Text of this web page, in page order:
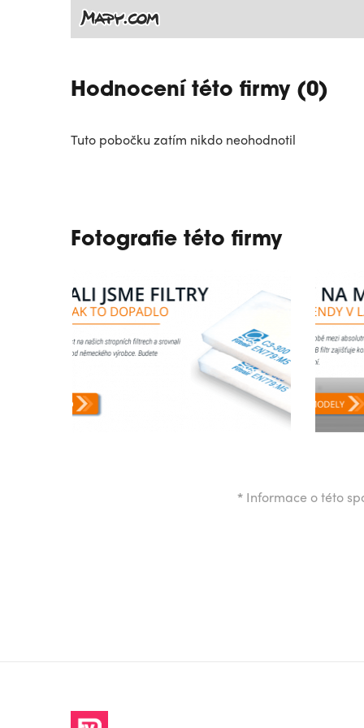
Hodnocení této firmy (0)
Tuto pobočku zatím nikdo neohodnotil
Fotografie této firmy
* Informace o této